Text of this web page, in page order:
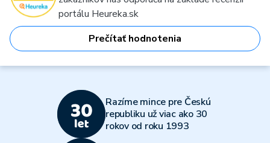
portálu Heureka.sk
Prečítať hodnotenia
Razíme mince pre Českú
republiku už viac ako 30
rokov od roku 1993